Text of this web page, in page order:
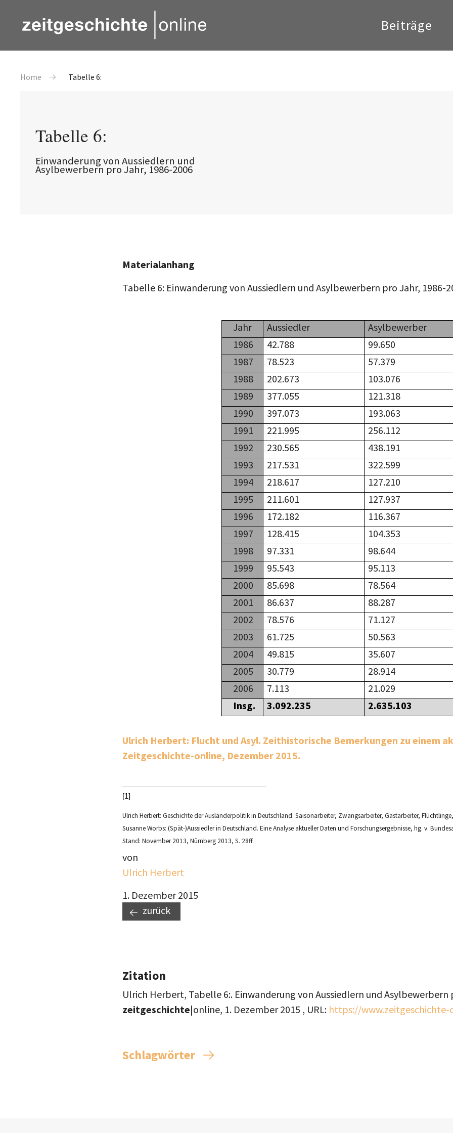
Beiträge
Pfadnavigation
Home Tabelle 6:
Tabelle 6:
Einwanderung von Aussiedlern und
Asylbewerbern pro Jahr, 1986-2006
Materialanhang
Tabelle 6: Einwanderung von Aussiedlern und Asylbewerbern pro Jahr, 1986-
Jahr Aussiedler
Asylbewerber
1986
42.788
99.650
1987
78.523
57.379
1988
202.673
103.076
1989
377.055
121.318
1990
397.073
193.063
1991
221.995
256.112
1992
230.565
438.191
1993
217.531
322.599
1994
218.617
127.210
1995
211.601
127.937
1996
172.182
116.367
1997
128.415
104.353
1998
97.331
98.644
1999
95.543
95.113
2000
85.698
78.564
2001
86.637
88.287
2002
78.576
71.127
2003
61.725
50.563
2004
49.815
35.607
2005
30.779
28.914
2006
7.113
21.029
Insg.
3.092.235 2.635.103
Ulrich Herbert: Flucht und Asyl. Zeithistorische Bemerkungen zu einem
Zeitgeschichte-online, Dezember 2015.
[1]
Ulrich Herbert: Geschichte der Ausländerpolitik in Deutschland. Saisonarbeiter, Zwangsarbeiter, Gastarbeiter,
Susanne Worbs: (Spät-)Aussiedler in Deutschland. Eine Analyse aktueller Daten und Forschungsergebnisse, hg. v.
Stand: November 2013, Nürnberg 2013, S. 28ff.
von
Ulrich Herbert
1. Dezember 2015
zurück
Zitation
Ulrich Herbert, Tabelle 6:. Einwanderung von Aussiedlern und Asylbewerbern
zeitgeschichte|online, 1. Dezember 2015 , URL: https://
Schlagwörter